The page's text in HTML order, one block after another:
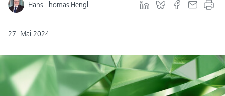
Hans-Thomas Hengl
27. Mai 2024